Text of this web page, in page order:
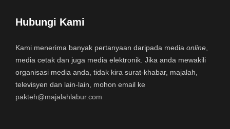
Hubungi Kami
Kami menerima banyak pertanyaan daripada media online
media cetak dan juga media elektronik. Jika anda mewakili
organisasi media anda, tidak kira surat-khabar, majalah,
televisyen dan lain-lain, mohon email ke
pakteh@majalahlabur.com